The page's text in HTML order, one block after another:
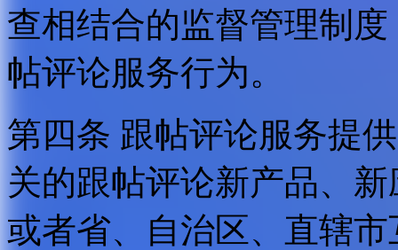
查相结合的监督管理制
帖评论服务行为。
第四条 跟帖评论服务提
关的跟帖评论新产品、
或者省、自治区、直辖